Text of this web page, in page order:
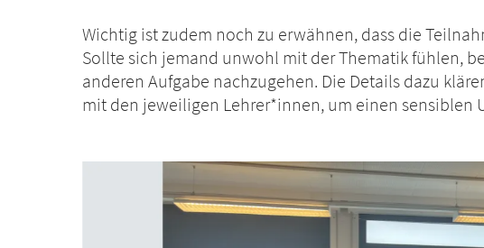
Wichtig ist zudem noch zu erwähnen, dass die
Sollte sich jemand unwohl mit der Thematik fühlen,
anderen Aufgabe nachzugehen. Die Details dazu
mit den jeweiligen Lehrer*innen, um einen sensiblen